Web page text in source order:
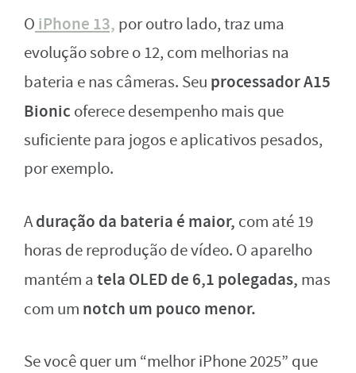
O iPhone 13, por outro lado, traz uma
evolução sobre o 12, com melhorias na
bateria e nas câmeras. Seu processador A15
Bionic oferece desempenho mais que
suficiente para jogos e aplicativos pesados,
por exemplo.
Aduração da bateria é maior, com até 19
horas de reprodução de vídeo. O aparelho
mantém a tela OLED de 6,1 polegadas, mas
com um notch um pouco menor.
Se você quer um “melhor iPhone 2025” que